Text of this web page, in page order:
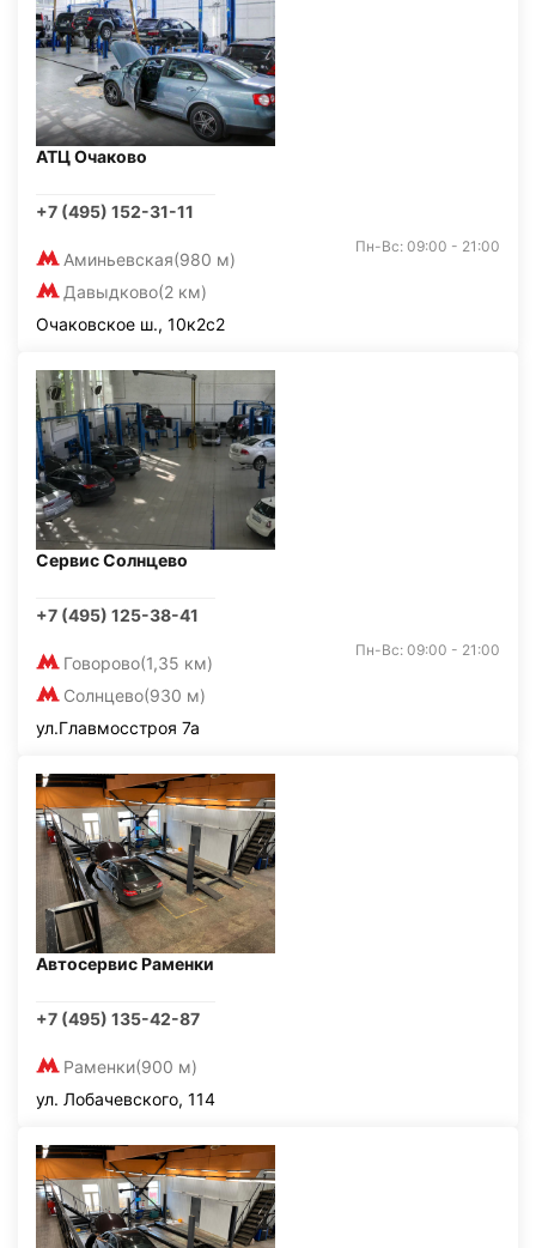
АТЦ Очаково
+7 (495) 152-31-11
Аминьевская(980 м)
Давыдково(2 км)
Пн-Вс: 09:00 - 21:00
Очаковское ш., 10к2с2
Сервис Солнцево
+7 (495) 125-38-41
Говорово(1,35 км)
Солнцево(930 м)
Пн-Вс: 09:00 - 21:00
ул.Главмосстроя 7а
Автосервис Раменки
+7 (495) 135-42-87
Раменки(900 м)
ул. Лобачевского, 114